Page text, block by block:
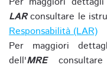
LARconsultare le
Responsabilità (LAR)
Per maggiori
dell'MRE